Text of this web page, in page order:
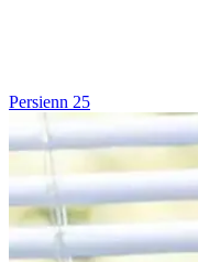
Persienn 25